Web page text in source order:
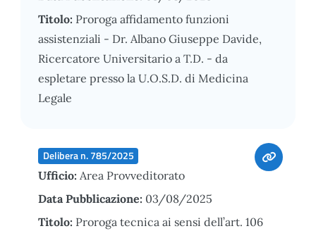
Titolo: Proroga affidamento funzioni
assistenziali - Dr. Albano Giuseppe Davide,
Ricercatore Universitario a T.D. - da
espletare presso la U.O.S.D. di Medicina
Legale
Delibera n. 785/2025
Ufficio: Area Provveditorato
Data Pubblicazione: 03/08/2025
Titolo: Proroga tecnica ai sensi dell’art. 106